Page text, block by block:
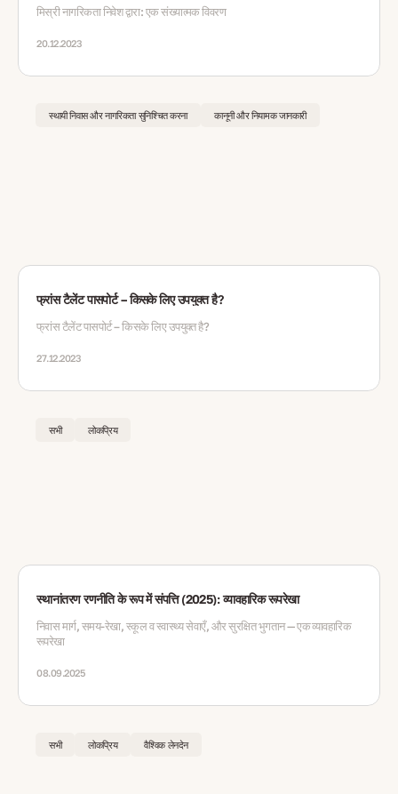
मिस्री नागरिकता निवेश द्वारा: एक संख्यात्मक विवरण
20.12.2023
स्थायी निवास और नागरिकता सुनिश्चित करना कानूनी और नियामक जानकारी
फ्रांस टैलेंट पासपोर्ट – किसके लिए उपयुक्त है?
फ्रांस टैलेंट पासपोर्ट – किसके लिए उपयुक्त है?
27.12.2023
सभी लोकप्रिय
स्थानांतरण रणनीति के रूप में संपत्ति (2025): व्यावहारिक रूपरेखा
निवास मार्ग, समय-रेखा, स्कूल व स्वास्थ्य सेवाएँ, और सुरक्षित भुगतान — एक व्यावहारिक
रूपरेखा
08.09.2025
सभी लोकप्रिय वैश्विक लेनदेन